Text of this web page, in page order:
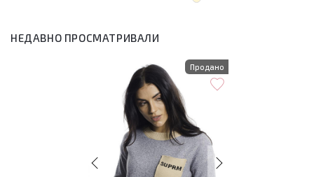
НЕДАВНО ПРОСМАТРИВАЛИ
Продано